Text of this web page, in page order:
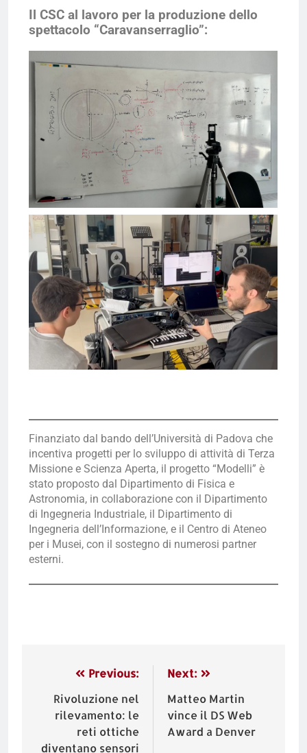
Il CSC al lavoro per la produzione dello
spettacolo “Caravanserraglio”:
Finanziato dal bando dell’Università di Padova che
incentiva progetti per lo sviluppo di attività di Terza
Missione e Scienza Aperta, il progetto “Modelli” è
stato proposto dal Dipartimento di Fisica e
Astronomia, in collaborazione con il Dipartimento
di Ingegneria Industriale, il Dipartimento di
Ingegneria dell’Informazione, e il Centro di Ateneo
per i Musei, con il sostegno di numerosi partner
esterni.
Previous:
Rivoluzione nel
rilevamento: le
reti ottiche
diventano sensori
Next:
Matteo Martin
vince il DS Web
Award a Denver